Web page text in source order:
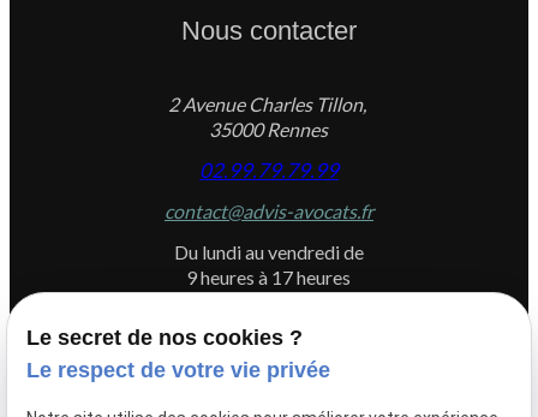
Nous contacter
2 Avenue Charles Tillon,
35000 Rennes
02.99.79.79.99
contact@advis-avocats.fr
Du lundi au vendredi de
9 heures à 17 heures
Newletter
Le secret de nos cookies ?
Le respect de votre vie privée